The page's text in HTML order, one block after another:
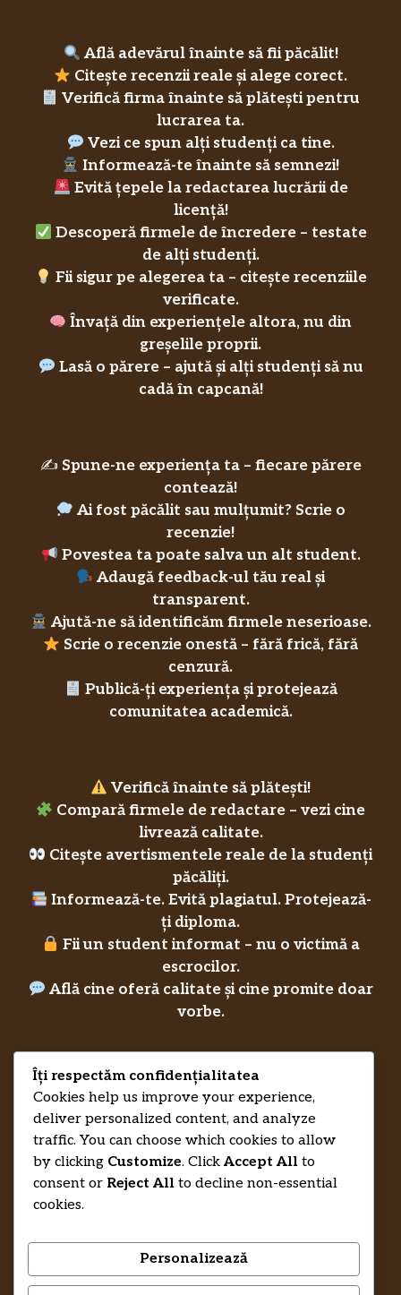
Află adevărul înainte să fii păcălit!
Citește recenzii reale și alege corect.
Verifică firma înainte să plătești pentru
lucrarea ta.
Vezi ce spun alți studenți ca tine.
Informează-te înainte să semnezi!
Evită țepele la redactarea lucrării de
licență!
Descoperă firmele de încredere – testate
de alți studenți.
Fii sigur pe alegerea ta – citește recenziile
verificate.
Învață din experiențele altora, nu din
greșelile proprii.
Lasă o părere – ajută și alți studenți să nu
cadă în capcană!
✍️ Spune-ne experiența ta – fiecare părere
contează!
Ai fost păcălit sau mulțumit? Scrie o
recenzie!
Povestea ta poate salva un alt student.
Adaugă feedback-ul tău real și
transparent.
Ajută-ne să identificăm firmele neserioase.
Scrie o recenzie onestă – fără frică, fără
cenzură.
Publică-ți experiența și protejează
comunitatea academică.
Verifică înainte să plătești!
Compară firmele de redactare – vezi cine
livrează calitate.
Citește avertismentele reale de la studenți
păcăliți.
Informează-te. Evită plagiatul. Protejează-
ți diploma.
Fii un student informat – nu o victimă a
escrocilor.
Află cine oferă calitate și cine promite doar
vorbe.
RecenziiLucrareLicenta.euCreditsPrivacy Policy
Îți respectăm confidențialitatea
Cookies help us improve your experience,
deliver personalized content, and analyze
traffic. You can choose which cookies to allow
by clicking Customize. Click Accept All to
consent or Reject All to decline non-essential
cookies.
Personalizează